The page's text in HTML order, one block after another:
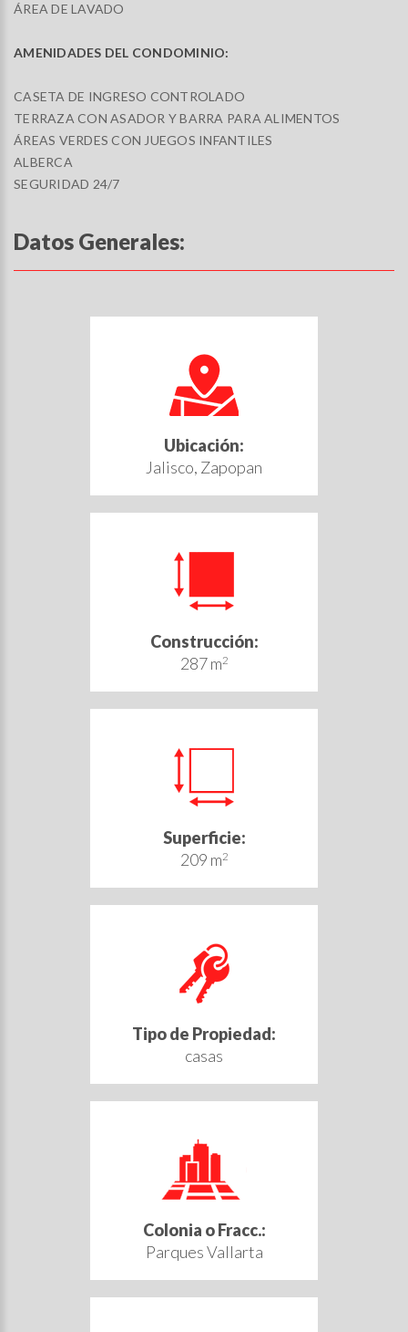
ÁREA DE LAVADO
AMENIDADES DEL CONDOMINIO:
CASETA DE INGRESO CONTROLADO
TERRAZA CON ASADOR Y BARRA PARA ALIMENTOS
ÁREAS VERDES CON JUEGOS INFANTILES
ALBERCA
SEGURIDAD 24/7
Datos Generales:
Ubicación:
Jalisco, Zapopan
Construcción:
287 m2
Superficie:
209 m2
Tipo de Propiedad:
casas
Colonia o Fracc.:
Parques Vallarta